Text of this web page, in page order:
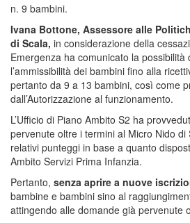
n. 9 bambini.
Ivana Bottone, Assessore alle
di Scala, in considerazione della
Emergenza ha comunicato la possibilità
l’ammissibilità dei bambini fino alla
pertanto da 9 a 13 bambini, così come
dall’Autorizzazione al funzionamento.
L’Ufficio di Piano Ambito S2 ha
pervenute oltre i termini al Micro Nido di
relativi punteggi in base a quanto
Ambito Servizi Prima Infanzia.
Pertanto, senza aprire a nuove
bambine e bambini sino al
attingendo alle domande già pervenute